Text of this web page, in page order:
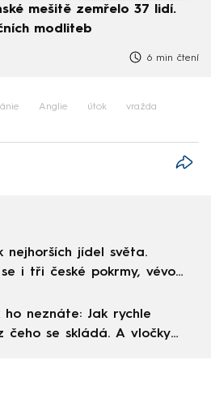
mešitě zemřelo 37 lidí.
modliteb
6 min čtení
Anglie útok vražda
nejhorších jídel světa.
i tři české pokrmy, vévodí
ho neznáte: Jak rychle
čeho se skládá. A vločky